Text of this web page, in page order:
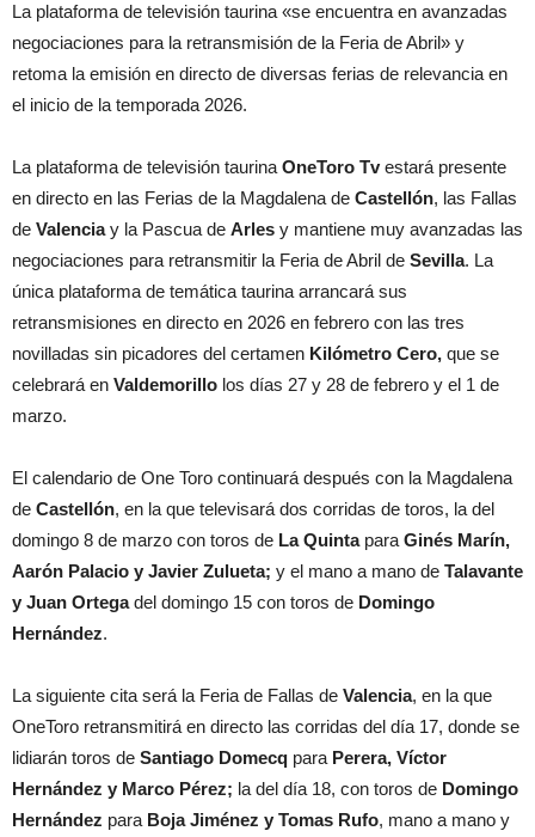
La plataforma de televisión taurina «se encuentra en avanzadas
negociaciones para la retransmisión de la Feria de Abril» y
retoma la emisión en directo de diversas ferias de relevancia en
el inicio de la temporada 2026.
La plataforma de televisión taurina OneToro Tvestará presente
en directo en las Ferias de la Magdalena de Castellón, las Fallas
de Valenciay la Pascua de Arles y mantiene muy avanzadas las
negociaciones para retransmitir la Feria de Abril de Sevilla. La
única plataforma de temática taurina arrancará sus
retransmisiones en directo en 2026 en febrero con las tres
novilladas sin picadores del certamen Kilómetro Cero, que se
celebrará en Valdemorillo los días 27 y 28 de febrero y el 1 de
marzo.
El calendario de One Toro continuará después con la Magdalena
de Castellón, en la que televisará dos corridas de toros, la del
domingo 8 de marzo con toros de La Quinta para Ginés Marín,
Aarón Palacio y Javier Zulueta; y el mano a mano de Talavante
y Juan Ortegadel domingo 15 con toros de Domingo
Hernández.
La siguiente cita será la Feria de Fallas de Valencia, en la que
OneToro retransmitirá en directo las corridas del día 17, donde se
lidiarán toros de Santiago Domecq para Perera, Víctor
Hernández y Marco Pérez; la del día 18, con toros de Domingo
Hernández para Boja Jiménez y Tomas Rufo, mano a mano y